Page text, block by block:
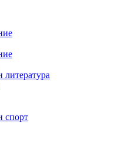
литература
спорт